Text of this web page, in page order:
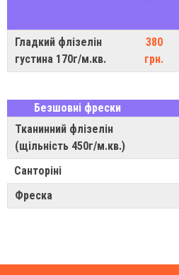
Гладкий флізелін
густина 170г/м.кв.
380
грн.
Безшовні фрески
Тканинний флізелін
(щільність 450г/м.кв.)
Санторіні
Фреска